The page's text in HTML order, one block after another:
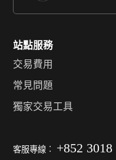
站點服務
交易費用
常見問題
獨家交易工具
客服專線︰ +852 3018